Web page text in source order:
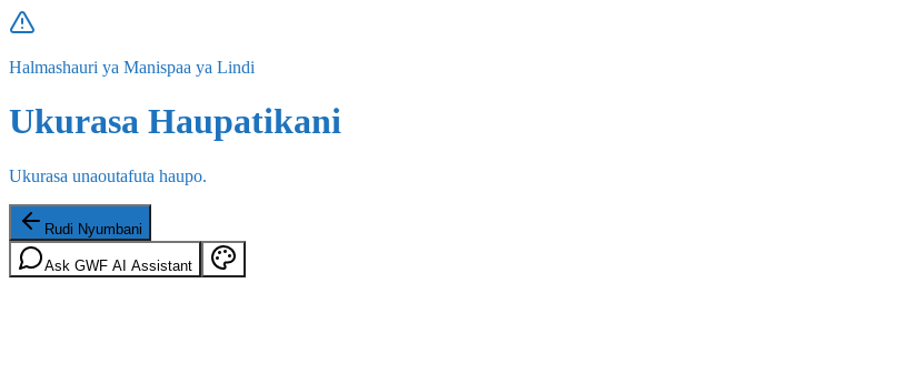
Halmashauri ya Manispaa ya Lindi
Ukurasa Haupatikani
Ukurasa unaoutafuta haupo.
Rudi Nyumbani
Ask GWF AI Assistant